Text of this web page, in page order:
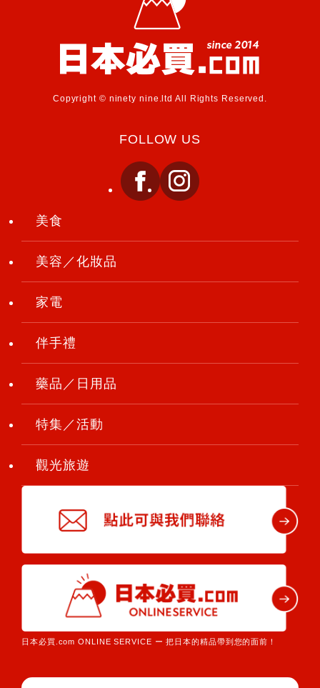
Copyright © ninety nine.ltd All Rights Reserved.
FOLLOW US
美食
美容／化妝品
家電
伴手禮
藥品／日用品
特集／活動
觀光旅遊
日本必買.com ONLINE SERVICE ー 把日本的精品帶到您的面前！